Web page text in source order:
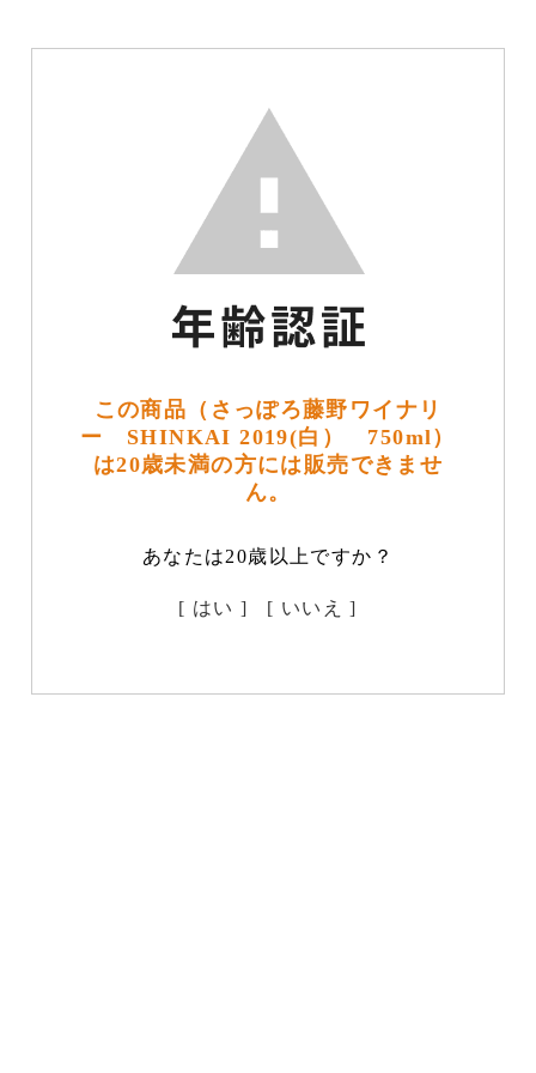
この商品（さっぽろ藤野ワイナリ
ー SHINKAI 2019(白） 750ml）
は20歳未満の方には販売できませ
ん。
あなたは20歳以上ですか？
[ はい ] [ いいえ ]